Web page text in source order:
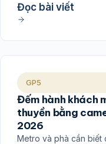
Đọc bài viết
GP5
Đếm hành khách
thuyền bằng
2026
Metro và phà cần biết